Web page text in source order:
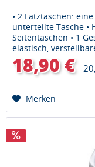
• 2 Latztaschen:
unterteilte Tasche •
Seitentaschen • 1
elastisch,
Rückenteil Material:
18,90 €
Merken